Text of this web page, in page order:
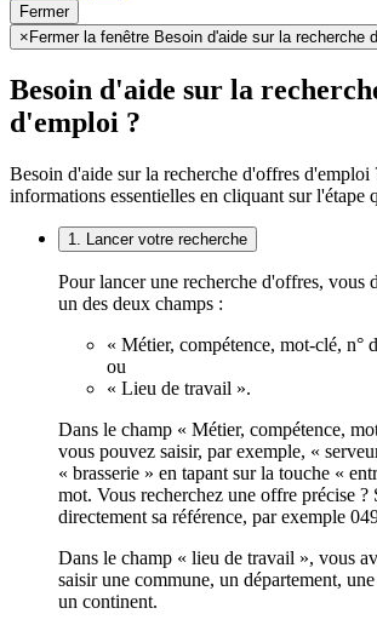
Fermer
× Fermer la fenêtre Besoin d'aide sur la recherche
Besoin d'aide sur la
d'emploi ?
Besoin d'aide sur la recherche d'offres d'emploi
informations essentielles en cliquant sur l'étape
1. Lancer votre recherche
Pour lancer une recherche d'offres, vous
un des deux champs :
« Métier, compétence, mot-clé, n°
ou
« Lieu de travail ».
Dans le champ « Métier, compétence,
vous pouvez saisir, par exemple, «
« brasserie » en tapant sur la touche «
mot. Vous recherchez une offre précise ?
directement sa référence, par exemple
Dans le champ « lieu de travail », vous
saisir une commune, un département,
un continent.